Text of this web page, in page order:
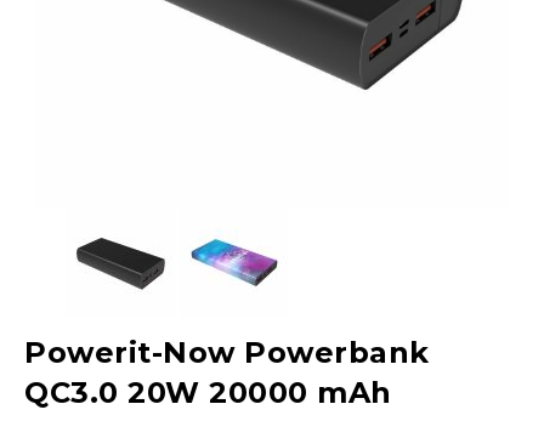
Powerit-Now Powerbank
QC3.0 20W 20000 mAh